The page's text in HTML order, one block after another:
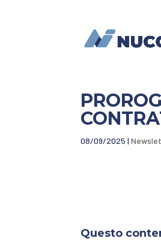
08/09/2025 |
Questo